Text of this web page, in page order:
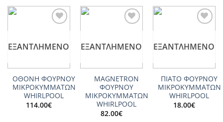
ΕΞΑΝΤΛΗΜΈΝΟ
ΟΘΟΝΗ ΦΟΥΡΝΟΥ
ΜΙΚΡΟΚΥΜΜΑΤΩΝ
WHIRLPOOL
114.00€
ΕΞΑΝΤΛΗΜΈΝΟ
MAGNETRON
ΦΟΥΡΝΟΥ
ΜΙΚΡΟΚΥΜΜΑΤΩΝ
WHIRLPOOL
82.00€
ΕΞΑΝΤΛΗΜΈΝΟ
ΠΙΑΤΟ ΦΟΥΡΝΟΥ
ΜΙΚΡΟΚΥΜΜΑΤΩΝ
WHIRLPOOL
18.00€